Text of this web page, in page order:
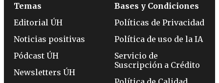
Temas
Editorial ÚH
Noticias positivas
Pódcast ÚH
Newsletters ÚH
Bases y Condiciones
Políticas de Privacidad
Política de uso de la IA
Servicio de
Suscripción a Crédito